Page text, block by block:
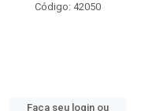
Código: 42050
Faça seu login ou